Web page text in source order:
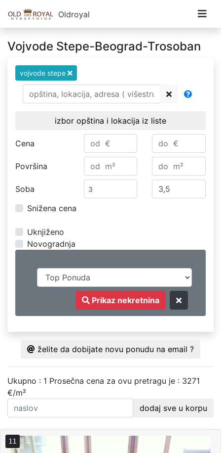
Oldroyal
Vojvode Stepe-Beograd-Trosoban
vojvode stepe
izbor opština i lokacija iz liste
Cena
Površina
Soba
Snižena cena
Uknjiženo
Novogradnja
Prikaz nekretnina
želite da dobijate novu ponudu na email ?
Ukupno : 1 Prosečna cena za ovu pretragu je : 3271
€/m²
dodaj sve u korpu
11